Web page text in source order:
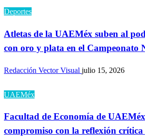
Deportes
Atletas de la UAEMéx suben al
con oro y plata en el Campeonato
Redacción Vector Visual julio 15, 2026
UAEMéx
Facultad de Economía de
compromiso con la reflexión